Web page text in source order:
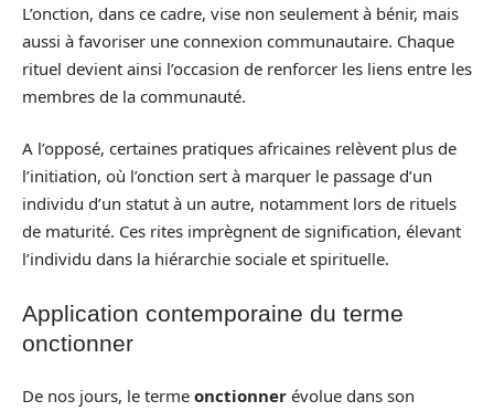
L’onction, dans ce cadre, vise non seulement à bénir, mais
aussi à favoriser une connexion communautaire. Chaque
rituel devient ainsi l’occasion de renforcer les liens entre les
membres de la communauté.
A l’opposé, certaines pratiques africaines relèvent plus de
l’initiation, où l’onction sert à marquer le passage d’un
individu d’un statut à un autre, notamment lors de rituels
de maturité. Ces rites imprègnent de signification, élevant
l’individu dans la hiérarchie sociale et spirituelle.
Application contemporaine du terme
onctionner
De nos jours, le terme onctionner évolue dans son